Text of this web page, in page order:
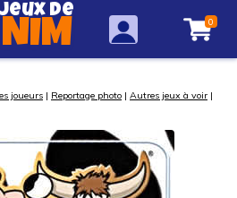
Jeux de
NIM 0
joueurs | Reportage photo | Autres jeux à voir |